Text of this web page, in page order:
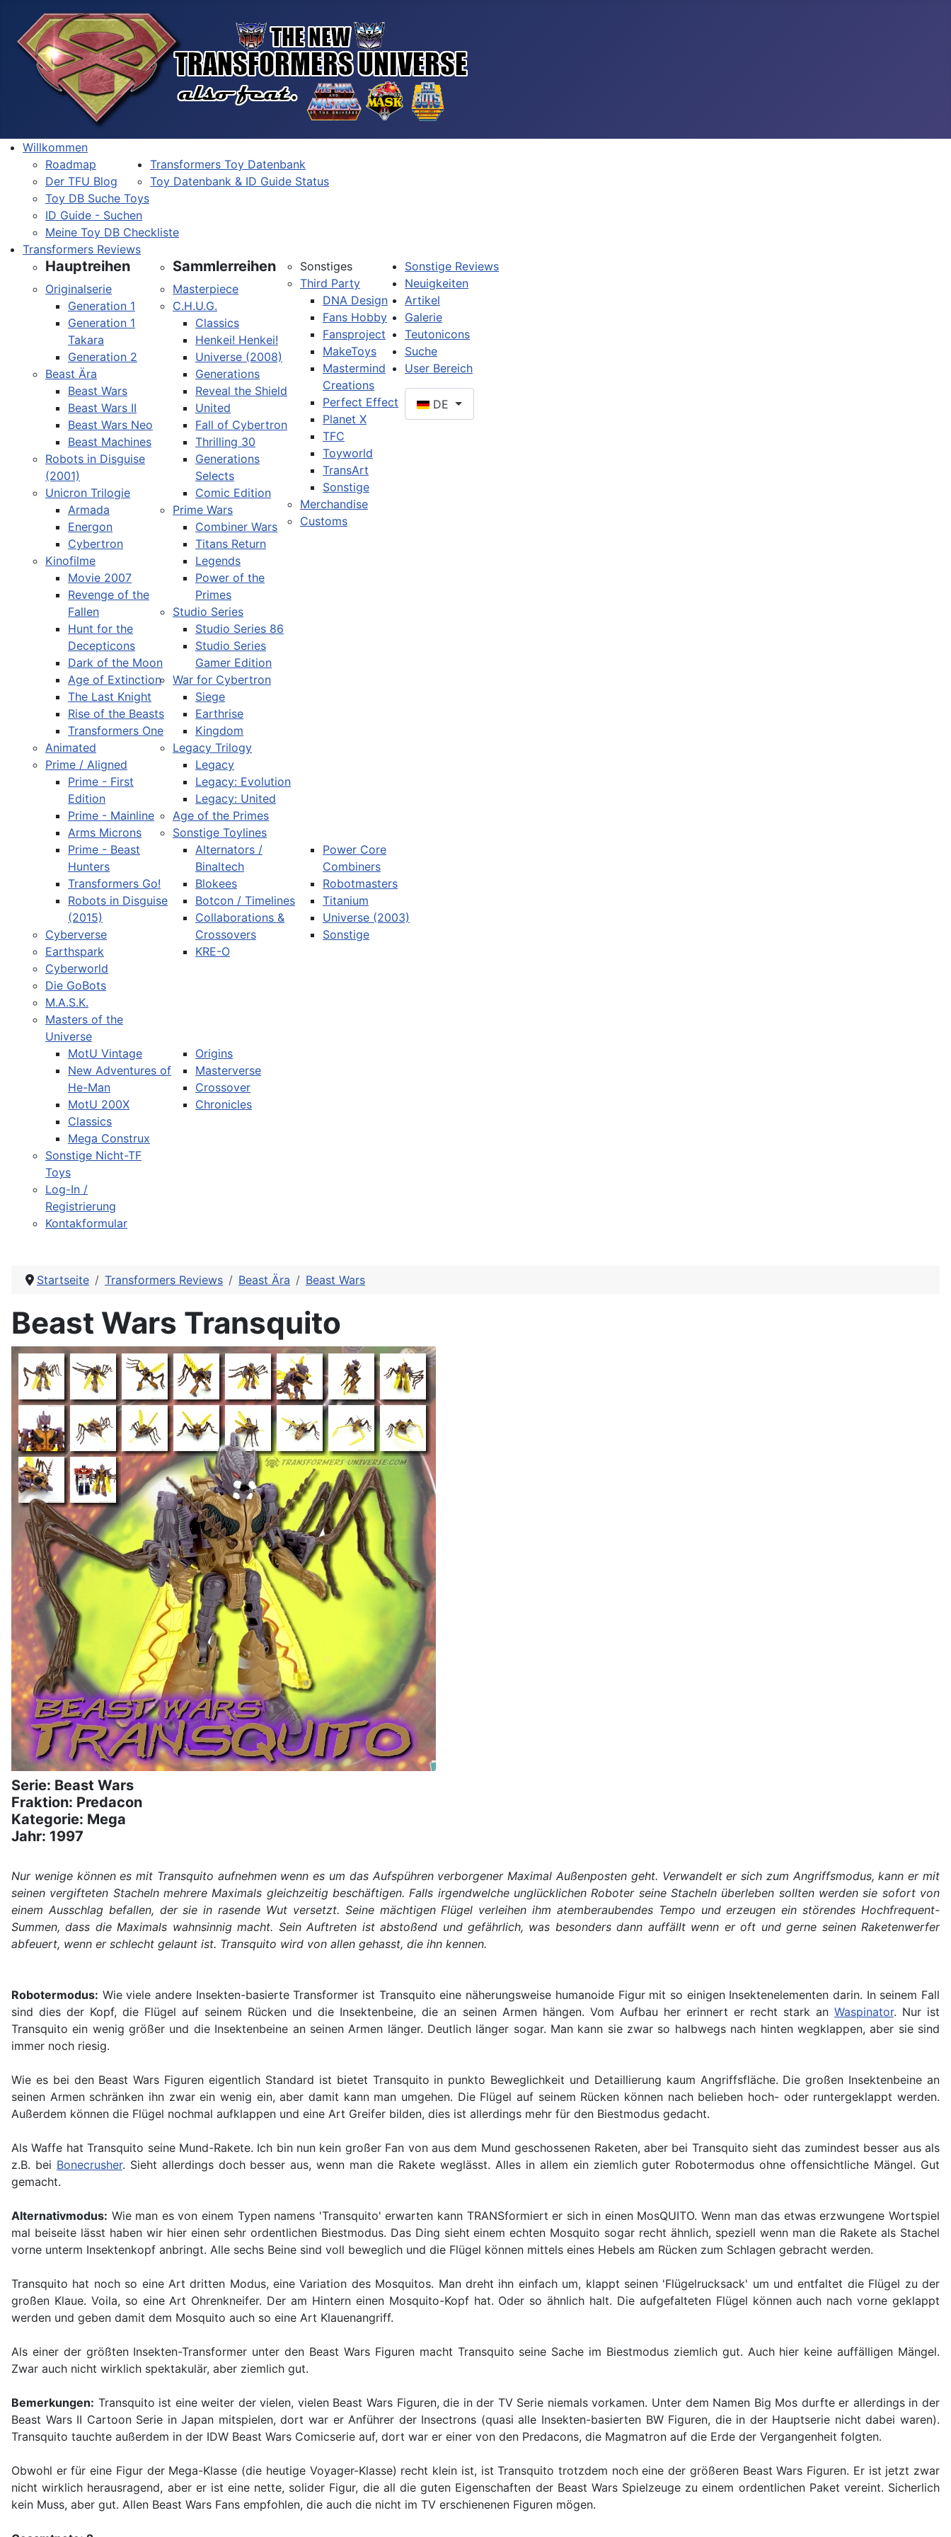
Willkommen
Roadmap
Der TFU Blog
Transformers Toy Datenbank
Toy Datenbank & ID Guide Status
Toy DB Suche Toys
ID Guide - Suchen
Meine Toy DB Checkliste
Transformers Reviews
Hauptreihen
Originalserie
Generation 1
Generation 1
Takara
Generation 2
Beast Ära
Beast Wars
Beast Wars II
Beast Wars Neo
Beast Machines
Robots in Disguise
(2001)
Unicron Trilogie
Armada
Energon
Cybertron
Kinofilme
Movie 2007
Revenge of the
Fallen
Hunt for the
Decepticons
Dark of the Moon
Age of Extinction
The Last Knight
Rise of the Beasts
Transformers One
Animated
Prime / Aligned
Prime - First
Edition
Prime - Mainline
Arms Microns
Prime - Beast
Hunters
Transformers Go!
Robots in Disguise
(2015)
Cyberverse
Earthspark
Cyberworld
Sammlerreihen
Masterpiece
C.H.U.G.
Classics
Henkei! Henkei!
Universe (2008)
Generations
Reveal the Shield
United
Fall of Cybertron
Thrilling 30
Generations
Selects
Comic Edition
Prime Wars
Combiner Wars
Titans Return
Legends
Power of the
Primes
Studio Series
Studio Series 86
Studio Series
Gamer Edition
War for Cybertron
Siege
Earthrise
Kingdom
Legacy Trilogy
Legacy
Legacy: Evolution
Legacy: United
Age of the Primes
Sonstige Toylines
Alternators /
Binaltech
Blokees
Botcon / Timelines
Collaborations &
Crossovers
KRE-O
Power Core
Combiners
Robotmasters
Titanium
Universe (2003)
Sonstige
Sonstiges
Third Party
DNA Design
Fans Hobby
Fansproject
MakeToys
Mastermind
Creations
Perfect Effect
Planet X
TFC
Toyworld
TransArt
Sonstige
Merchandise
Customs
Sonstige Reviews
Die GoBots
M.A.S.K.
Masters of the
Universe
MotU Vintage
New Adventures of
He-Man
MotU 200X
Classics
Mega Construx
Origins
Masterverse
Crossover
Chronicles
Sonstige Nicht-TF
Toys
Neuigkeiten
Artikel
Galerie
Teutonicons
Suche
User Bereich
Log-In /
Registrierung
Kontakformular
Sprache auswählen
DE
Startseite Transformers Reviews Beast Ära Beast Wars
Beast Wars Transquito
Serie: Beast Wars
Fraktion: Predacon
Kategorie: Mega
Jahr: 1997
Nur wenige können es mit Transquito aufnehmen wenn es um das Aufspühren verborgener Maximal Außenposten geht. Verwandelt er sich zum Angriffsmodus, kann er mit
seinen vergifteten Stacheln mehrere Maximals gleichzeitig beschäftigen. Falls irgendwelche unglücklichen Roboter seine Stacheln überleben sollten werden sie sofort von
einem Ausschlag befallen, der sie in rasende Wut versetzt. Seine mächtigen Flügel verleihen ihm atemberaubendes Tempo und erzeugen ein störendes Hochfrequent-
Summen, dass die Maximals wahnsinnig macht. Sein Auftreten ist abstoßend und gefährlich, was besonders dann auffällt wenn er oft und gerne seinen Raketenwerfer
abfeuert, wenn er schlecht gelaunt ist. Transquito wird von allen gehasst, die ihn kennen.
Robotermodus: Wie viele andere Insekten-basierte Transformer ist Transquito eine näherungsweise humanoide Figur mit so einigen Insektenelementen darin. In seinem Fall
sind dies der Kopf, die Flügel auf seinem Rücken und die Insektenbeine, die an seinen Armen hängen. Vom Aufbau her erinnert er recht stark an Waspinator. Nur ist
Transquito ein wenig größer und die Insektenbeine an seinen Armen länger. Deutlich länger sogar. Man kann sie zwar so halbwegs nach hinten wegklappen, aber sie sind
immer noch riesig.
Wie es bei den Beast Wars Figuren eigentlich Standard ist bietet Transquito in punkto Beweglichkeit und Detaillierung kaum Angriffsfläche. Die großen Insektenbeine an
seinen Armen schränken ihn zwar ein wenig ein, aber damit kann man umgehen. Die Flügel auf seinem Rücken können nach belieben hoch- oder runtergeklappt werden.
Außerdem können die Flügel nochmal aufklappen und eine Art Greifer bilden, dies ist allerdings mehr für den Biestmodus gedacht.
Als Waffe hat Transquito seine Mund-Rakete. Ich bin nun kein großer Fan von aus dem Mund geschossenen Raketen, aber bei Transquito sieht das zumindest besser aus als
z.B. bei Bonecrusher. Sieht allerdings doch besser aus, wenn man die Rakete weglässt. Alles in allem ein ziemlich guter Robotermodus ohne offensichtliche Mängel. Gut
gemacht.
Alternativmodus: Wie man es von einem Typen namens 'Transquito' erwarten kann TRANSformiert er sich in einen MosQUITO. Wenn man das etwas erzwungene Wortspiel
mal beiseite lässt haben wir hier einen sehr ordentlichen Biestmodus. Das Ding sieht einem echten Mosquito sogar recht ähnlich, speziell wenn man die Rakete als Stachel
vorne unterm Insektenkopf anbringt. Alle sechs Beine sind voll beweglich und die Flügel können mittels eines Hebels am Rücken zum Schlagen gebracht werden.
Transquito hat noch so eine Art dritten Modus, eine Variation des Mosquitos. Man dreht ihn einfach um, klappt seinen 'Flügelrucksack' um und entfaltet die Flügel zu der
großen Klaue. Voila, so eine Art Ohrenkneifer. Der am Hintern einen Mosquito-Kopf hat. Oder so ähnlich halt. Die aufgefalteten Flügel können auch nach vorne geklappt
werden und geben damit dem Mosquito auch so eine Art Klauenangriff.
Als einer der größten Insekten-Transformer unter den Beast Wars Figuren macht Transquito seine Sache im Biestmodus ziemlich gut. Auch hier keine auffälligen Mängel.
Zwar auch nicht wirklich spektakulär, aber ziemlich gut.
Bemerkungen: Transquito ist eine weiter der vielen, vielen Beast Wars Figuren, die in der TV Serie niemals vorkamen. Unter dem Namen Big Mos durfte er allerdings in der
Beast Wars II Cartoon Serie in Japan mitspielen, dort war er Anführer der Insectrons (quasi alle Insekten-basierten BW Figuren, die in der Hauptserie nicht dabei waren).
Transquito tauchte außerdem in der IDW Beast Wars Comicserie auf, dort war er einer von den Predacons, die Magmatron auf die Erde der Vergangenheit folgten.
Obwohl er für eine Figur der Mega-Klasse (die heutige Voyager-Klasse) recht klein ist, ist Transquito trotzdem noch eine der größeren Beast Wars Figuren. Er ist jetzt zwar
nicht wirklich herausragend, aber er ist eine nette, solider Figur, die all die guten Eigenschaften der Beast Wars Spielzeuge zu einem ordentlichen Paket vereint. Sicherlich
kein Muss, aber gut. Allen Beast Wars Fans empfohlen, die auch die nicht im TV erschienenen Figuren mögen.